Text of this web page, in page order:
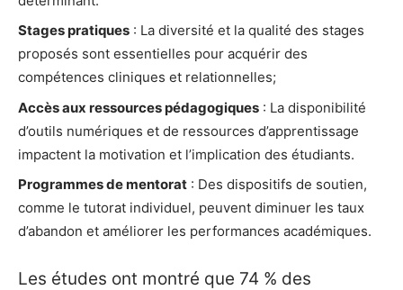
Stages pratiques : La diversité et la qualité des stages
proposés sont essentielles pour acquérir des
compétences cliniques et relationnelles;
Accès aux ressources pédagogiques : La disponibilité
d’outils numériques et de ressources d’apprentissage
impactent la motivation et l’implication des étudiants.
Programmes de mentorat : Des dispositifs de soutien,
comme le tutorat individuel, peuvent diminuer les taux
d’abandon et améliorer les performances académiques.
Les études ont montré que 74 % des